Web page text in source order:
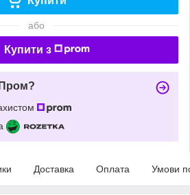
або
Купити з
Доставка Оплата Умови